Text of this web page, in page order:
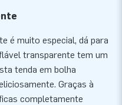
é muito especial, dá para
transparente tem um
tenda em bolha
Graças à
completamente